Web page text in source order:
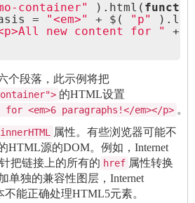
container" ).html(
= "<em>" + $( "p"
new content for "
+
个段落，此示例将把
的HTML设置
<em>6 paragraphs!</em></p> 。
innerHTML
属性。有些浏览器可能不
HTML源的DOM。例如，Internet
把链接上的所有的 href 属性转换
单独的兼容性图层 ，Internet
不能正确处理HTML5元素。